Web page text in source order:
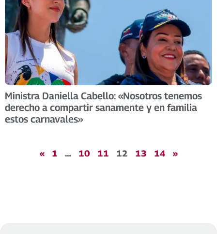
Ministra Daniella Cabello: «Nosotros tenemos
derecho a compartir sanamente y en familia
estos carnavales»
« 1 … 10 11 12 13 14 »